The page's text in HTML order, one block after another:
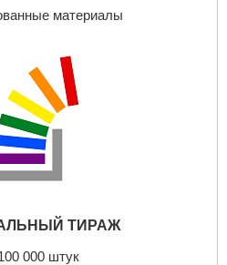
материалы
ТИРАЖ
000 штук